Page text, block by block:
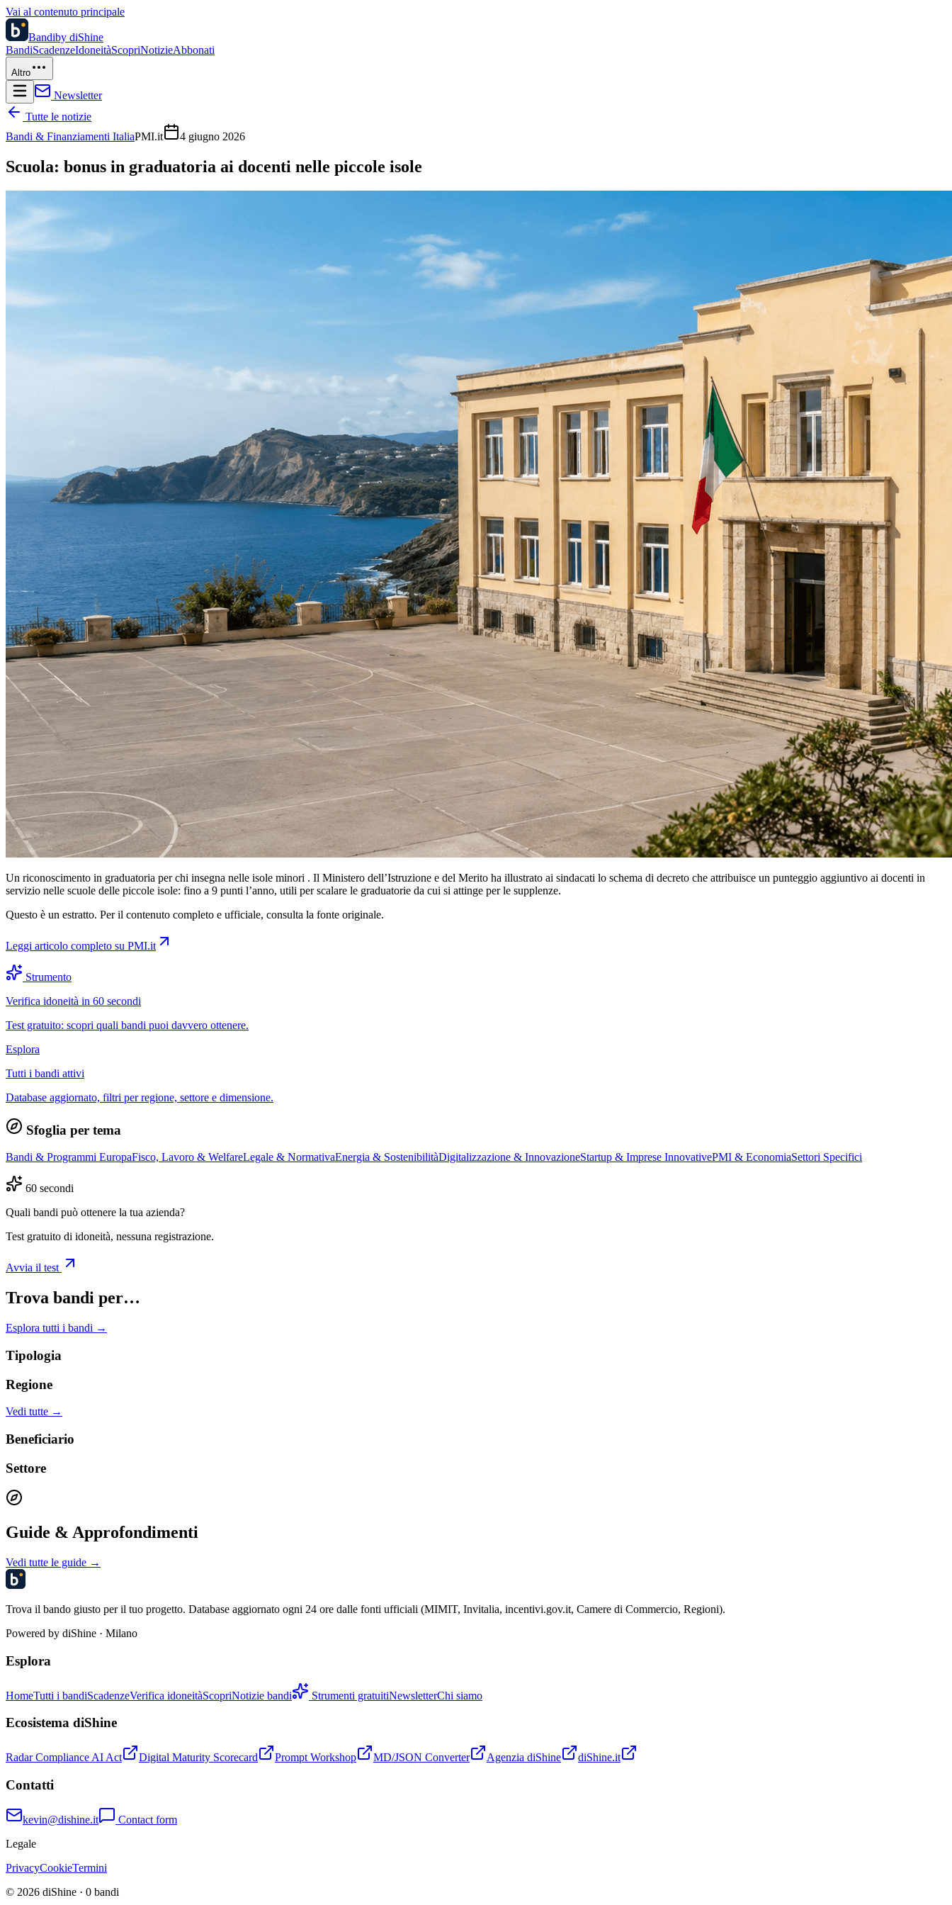
Vai al contenuto principale
Bandiby diShine
BandiScadenzeIdoneitàScopriNotizieAbbonati
Altro
Newsletter
Tutte le notizie
Bandi & Finanziamenti ItaliaPMI.it 4 giugno 2026
Scuola: bonus in graduatoria ai docenti nelle piccole isole
Un riconoscimento in graduatoria per chi insegna nelle isole minori . Il Ministero dell’Istruzione e del Merito ha illustrato ai sindacati lo schema di decreto che attribuisce un punteggio aggiuntivo ai docenti in
servizio nelle scuole delle piccole isole: fino a 9 punti l’anno, utili per scalare le graduatorie da cui si attinge per le supplenze.
Questo è un estratto. Per il contenuto completo e ufficiale, consulta la fonte originale.
Leggi articolo completo su PMI.it
Strumento
Verifica idoneità in 60 secondi
Test gratuito: scopri quali bandi puoi davvero ottenere.
Esplora
Tutti i bandi attivi
Database aggiornato, filtri per regione, settore e dimensione.
Sfoglia per tema
Bandi & Programmi EuropaFisco, Lavoro & WelfareLegale & NormativaEnergia & SostenibilitàDigitalizzazione & InnovazioneStartup & Imprese InnovativePMI & EconomiaSettori Specifici
60 secondi
Quali bandi può ottenere la tua azienda?
Test gratuito di idoneità, nessuna registrazione.
Avvia il test
Trova bandi per…
Esplora tutti i bandi →
Tipologia
Regione
Vedi tutte →
Beneficiario
Settore
Guide & Approfondimenti
Vedi tutte le guide →
Trova il bando giusto per il tuo progetto. Database aggiornato ogni 24 ore dalle fonti ufficiali (MIMIT, Invitalia, incentivi.gov.it, Camere di Commercio, Regioni).
Powered by diShine · Milano
Esplora
HomeTutti i bandiScadenzeVerifica idoneitàScopriNotizie bandi Strumenti gratuitiNewsletterChi siamo
Ecosistema diShine
Radar Compliance AI Act Digital Maturity Scorecard Prompt Workshop MD/JSON Converter Agenzia diShine diShine.it
Contatti
kevin@dishine.it
Contact form
Legale
PrivacyCookieTermini
© 2026 diShine · 0 bandi